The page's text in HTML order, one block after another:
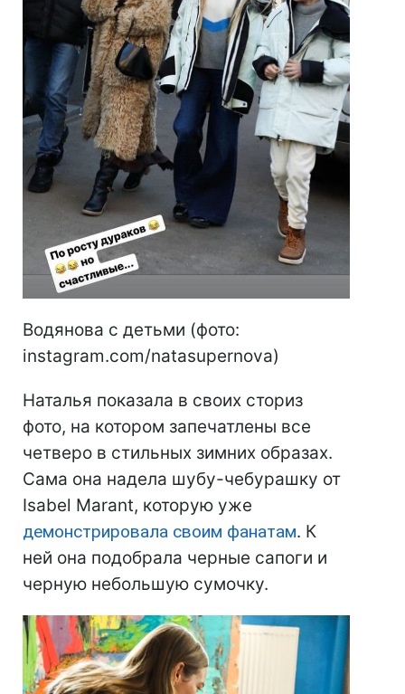
Водянова с детьми (фото:
instagram.com/natasupernova)
Наталья показала в своих сториз
фото, на котором запечатлены все
четверо в стильных зимних образах.
Сама она надела шубу-чебурашку от
Isabel Marant, которую уже
демонстрировала своим фанатам. К
ней она подобрала черные сапоги и
черную небольшую сумочку.